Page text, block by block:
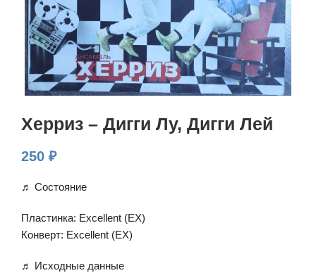
Херриз – Дигги Лу, Дигги Лей
250 ₽
♬ Состояние
Пластинка: Excellent (EX)
Конверт: Excellent (EX)
♬ Исходные данные